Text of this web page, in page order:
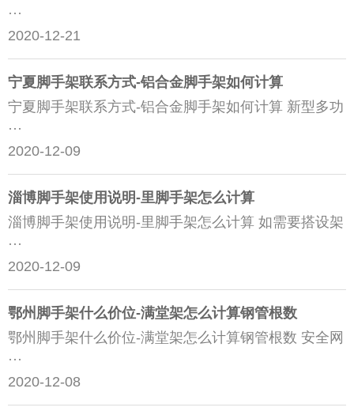
···
2020-12-21
宁夏脚手架联系方式-铝合金脚手架如何计算
宁夏脚手架联系方式-铝合金脚手架如何计算 新型多功
···
2020-12-09
淄博脚手架使用说明-里脚手架怎么计算
淄博脚手架使用说明-里脚手架怎么计算 如需要搭设架
···
2020-12-09
鄂州脚手架什么价位-满堂架怎么计算钢管根数
鄂州脚手架什么价位-满堂架怎么计算钢管根数 安全网
···
2020-12-08